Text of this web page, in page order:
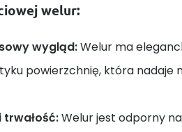
welur:
wygląd:Welur ma
powierzchnię, która nadaje
trwałość:Welur jest odporny